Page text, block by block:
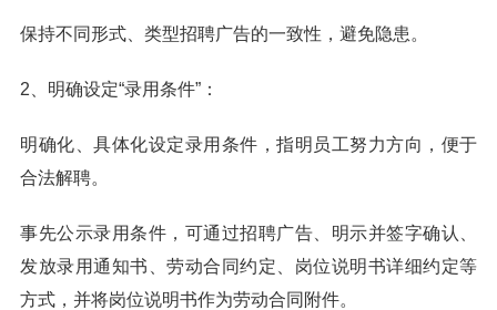
保持不同形式、类型招聘广告的一致性，避免隐患。
2、明确设定“录用条件”：
明确化、具体化设定录用条件，指明员工努力方向，便于
合法解聘。
事先公示录用条件，可通过招聘广告、明示并签字确认、
发放录用通知书、劳动合同约定、岗位说明书详细约定等
方式，并将岗位说明书作为劳动合同附件。